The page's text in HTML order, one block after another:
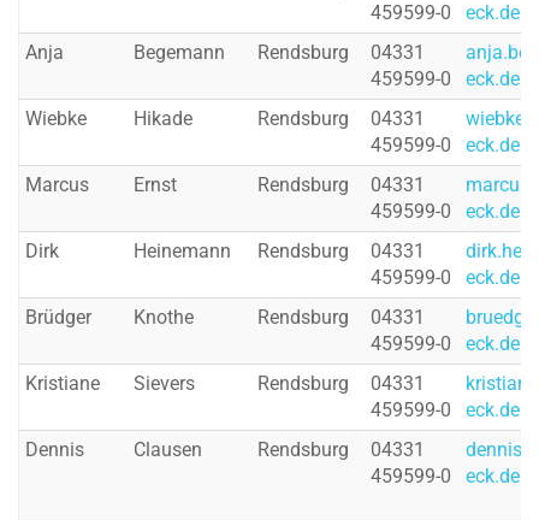
459599-0
eck.de
Anja
Begemann Rendsburg
04331
459599-0
eck.de
Wiebke
Hikade Rendsburg
04331
459599-0
eck.de
Marcus
Ernst Rendsburg
04331
459599-0
eck.de
Dirk
Heinemann Rendsburg
04331
459599-0
eck.de
Brüdger
Knothe Rendsburg
04331
459599-0
eck.de
Kristiane
Sievers Rendsburg
04331
459599-0
eck.de
Dennis
Clausen Rendsburg
04331
459599-0
eck.de